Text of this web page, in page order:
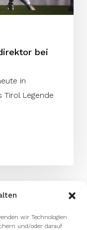
wir Technologien
und/oder darauf
bei
in
Tirol Legende